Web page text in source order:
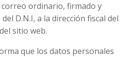
ordinario, firmado y
D.N.I, a la dirección fiscal del
sitio web.
que los datos personales